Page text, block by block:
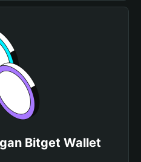
Bitget Wallet